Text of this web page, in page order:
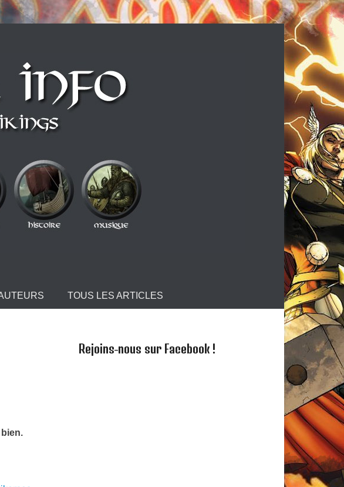
redresseur de Thor aux cheveux longs et à la guitare électrique, ce blog est fait pour vous !
TOUS LES ARTICLES
Rejoins-nous sur Facebook !